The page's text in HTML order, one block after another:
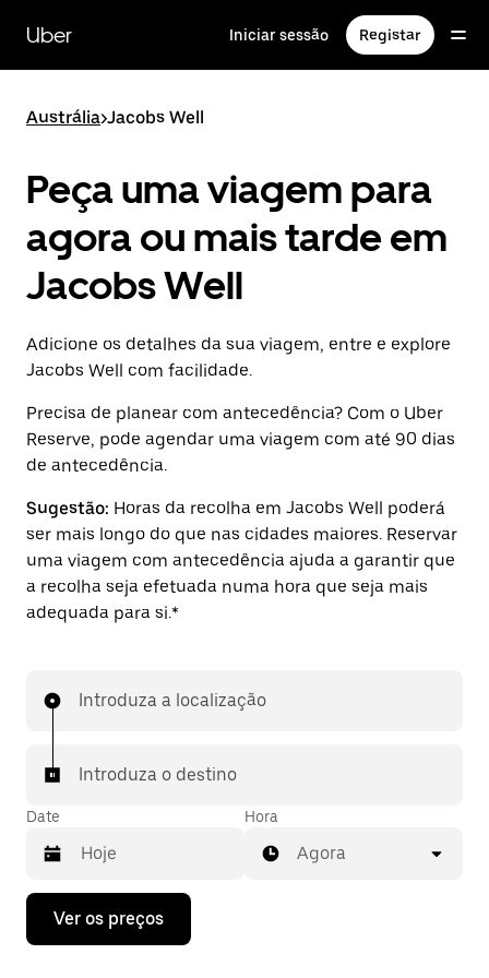
para
conteúdo
Uber Iniciar sessão Registar
Austrália>Jacobs Well
Peça uma viagem para
agora ou mais tarde em
Jacobs Well
Adicione os detalhes da sua viagem, entre e explore
Jacobs Well com facilidade.
Precisa de planear com antecedência? Com o Uber
Reserve, pode agendar uma viagem com até 90 dias
de antecedência.
Sugestão: Horas da recolha em Jacobs Well poderá
ser mais longo do que nas cidades maiores. Reservar
uma viagem com antecedência ajuda a garantir que
a recolha seja efetuada numa hora que seja mais
adequada para si.*
Introduza a localização
Introduza o destino
Date
Prima
tecla
Hora
Agora
Ver os preços